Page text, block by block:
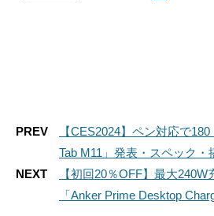
PREV
【CES2024】ペン対応で
Tab M11」発表・スペック・
NEXT
【初回20％OFF】最大
「Anker Prime Desktop